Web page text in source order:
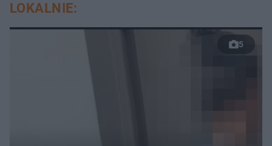
LOKALNIE:
5